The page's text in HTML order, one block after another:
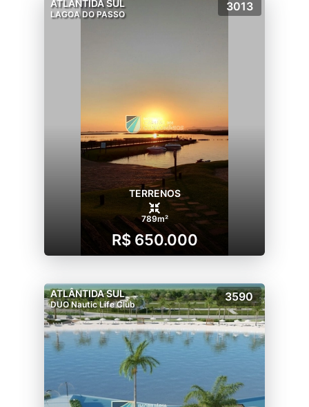
ATLÂNTIDA SUL
LAGOA DO PASSO
3013
TERRENOS
789m²
R$ 650.000
ATLÂNTIDA SUL
DUO Nautic Life Club
3590